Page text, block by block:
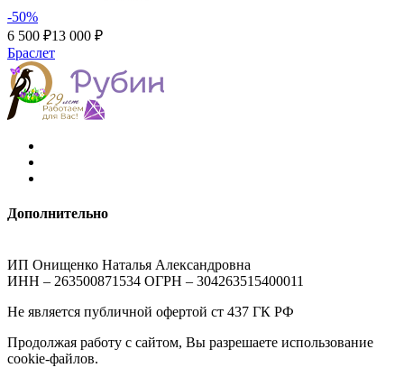
-50%
6 500 ₽13 000 ₽
Браслет
Дополнительно
ИП Онищенко Наталья Александровна
ИНН – 263500871534 ОГРН – 304263515400011
Не является публичной офертой ст 437 ГК РФ
Продолжая работу с сайтом, Вы разрешаете использование
cookie-файлов.